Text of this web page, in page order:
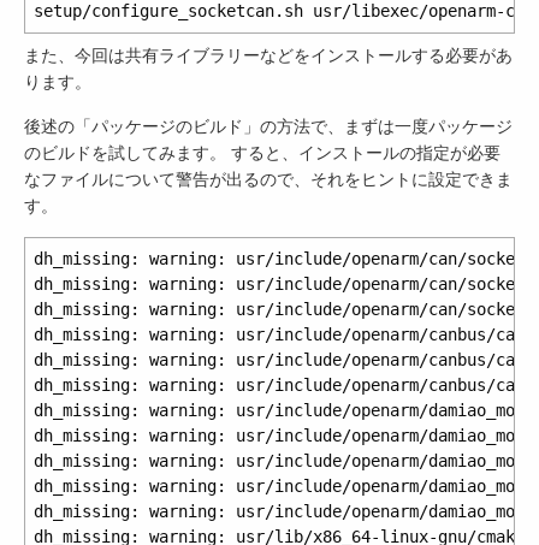
また、今回は共有ライブラリーなどをインストールする必要があ
ります。
後述の「パッケージのビルド」の方法で、まずは一度パッケージ
のビルドを試してみます。 すると、インストールの指定が必要
なファイルについて警告が出るので、それをヒントに設定できま
す。
dh_missing: warning: usr/include/openarm/can/
dh_missing: warning: usr/include/openarm/can/
dh_missing: warning: usr/include/openarm/can/
dh_missing: warning: usr/include/openarm/canbus/
dh_missing: warning: usr/include/openarm/canbus/
dh_missing: warning: usr/include/openarm/canbus/
dh_missing: warning: usr/include/openarm/
dh_missing: warning: usr/include/openarm/
dh_missing: warning: usr/include/openarm/
dh_missing: warning: usr/include/openarm/
dh_missing: warning: usr/include/openarm/
dh_missing: warning: usr/lib/x86_64-linux-gnu/cmake/